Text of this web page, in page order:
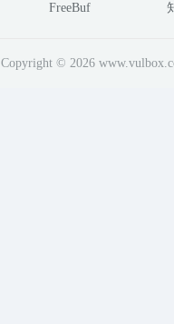
FreeBuf
Copyright © 2026